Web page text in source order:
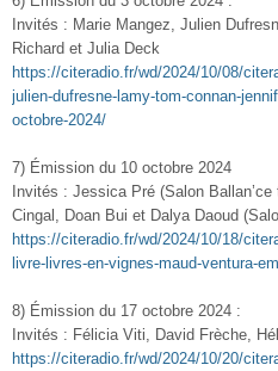
Invités : Marie Mangez, Julien
Richard et Julia Deck
https://citeradio.fr/wd/2024/10/08/
julien-dufresne-lamy-tom-connan-
octobre-2024/
7) Émission du 10 octobre 2024
Invités : Jessica Pré (Salon
Cingal, Doan Bui et Dalya Daoud
https://citeradio.fr/wd/2024/10/18/
livre-livres-en-vignes-maud-ventura-
8) Émission du 17 octobre 2024 :
Invités : Félicia Viti, David Frèche,
https://citeradio.fr/wd/2024/10/20/